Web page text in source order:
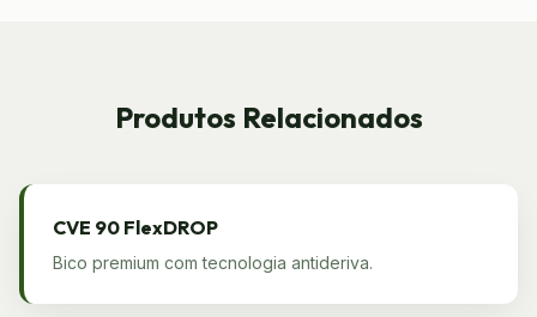
Produtos Relacionados
CVE 90 FlexDROP
Bico premium com tecnologia antideriva.